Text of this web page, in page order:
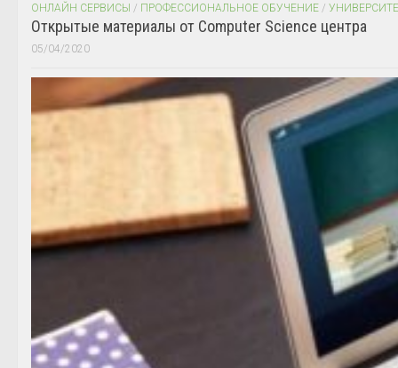
ОНЛАЙН СЕРВИСЫ / ПРОФЕССИОНАЛЬНОЕ ОБУЧЕНИЕ /
Открытые материалы от Computer Science центра
05/04/2020